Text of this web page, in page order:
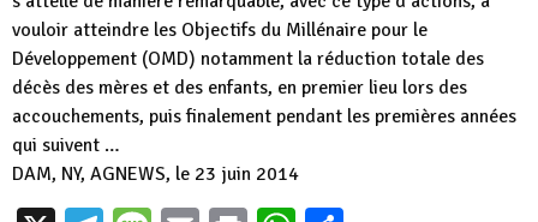
vouloir atteindre les Objectifs du Millénaire pour le
Développement (OMD) notamment la réduction totale des
décès des mères et des enfants, en premier lieu lors des
accouchements, puis finalement pendant les premières années
qui suivent …
DAM, NY, AGNEWS, le 23 juin 2014